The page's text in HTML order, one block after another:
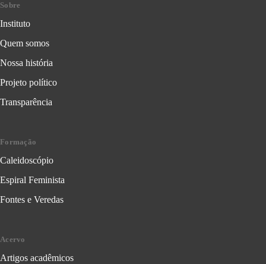
Sobre
Instituto
Quem somos
Nossa história
Projeto político
Transparência
Formação
Caleidoscópio
Espiral Feminista
Fontes e Veredas
Acervo
Artigos acadêmicos